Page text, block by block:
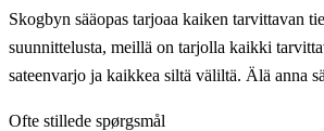
Skogbyn sääopas tarjoaa kaiken tarvittavan
suunnittelusta, meillä on tarjolla kaikki
sateenvarjo ja kaikkea siltä väliltä. Älä anna
Ofte stillede spørgsmål